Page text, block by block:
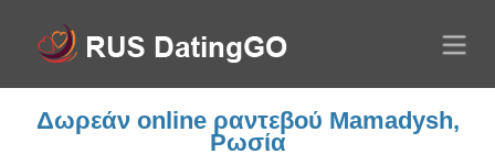
Δωρεάν online ραντεβού Mamadysh,
Ρωσία